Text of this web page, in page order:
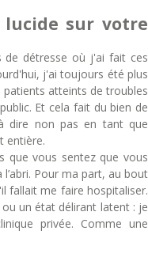
lucide sur votre
de détresse où j'ai fait ces
j'ai toujours été plus
patients atteints de troubles
Et cela fait du bien de
dire non pas en tant que
entière.
que vous sentez que vous
Pour ma part, au bout
fallait me faire hospitaliser.
un état délirant latent : je
privée. Comme une